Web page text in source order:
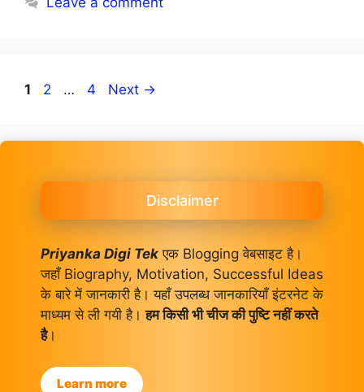
Page
1 Page
2 … Page
4 Next →
Disclaimer
Priyanka Digi Tek एक Blogging वेबसाइट है।
जहाँ Biography, Motivation, Successful Ideas
के बारे में जानकारी है। यहाँ उपलब्ध जानकारियाँ इंटरनेट के
माध्यम से ली गयी है।हम किसी भी चीज की पुष्टि नहीं करते
है।
Learn more